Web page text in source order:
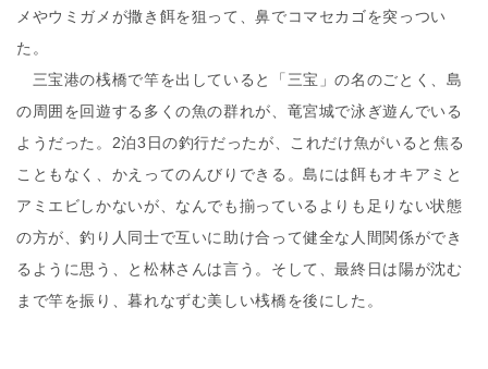
メやウミガメが撒き餌を狙って、鼻でコマセカゴを突っつい
た。
三宝港の桟橋で竿を出していると「三宝」の名のごとく、島
の周囲を回遊する多くの魚の群れが、竜宮城で泳ぎ遊んでいる
ようだった。2泊3日の釣行だったが、これだけ魚がいると焦る
こともなく、かえってのんびりできる。島には餌もオキアミと
アミエビしかないが、なんでも揃っているよりも足りない状態
の方が、釣り人同士で互いに助け合って健全な人間関係ができ
るように思う、と松林さんは言う。そして、最終日は陽が沈む
まで竿を振り、暮れなずむ美しい桟橋を後にした。